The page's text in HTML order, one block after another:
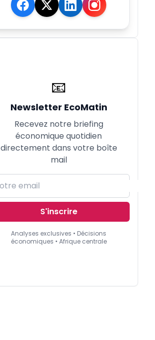
📧
Newsletter EcoMatin
Recevez notre briefing
économique quotidien
directement dans votre boîte
mail
S'inscrire
Analyses exclusives • Décisions
économiques • Afrique centrale